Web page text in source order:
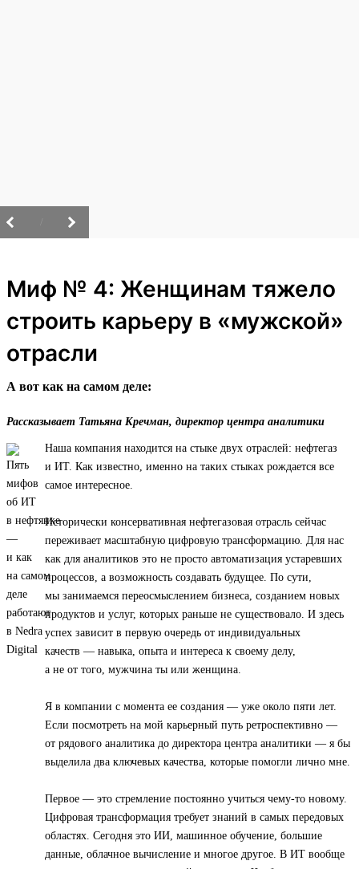
Миф № 4: Женщинам тяжело
строить карьеру в «мужской»
отрасли
А вот как на самом деле:
Рассказывает Татьяна Кречман, директор центра аналитики
Наша компания находится на стыке двух отраслей: нефтегаз
и ИТ. Как известно, именно на таких стыках рождается все
самое интересное.
Исторически консервативная нефтегазовая отрасль сейчас
переживает масштабную цифровую трансформацию. Для нас
как для аналитиков это не просто автоматизация устаревших
процессов, а возможность создавать будущее. По сути,
мы занимаемся переосмыслением бизнеса, созданием новых
продуктов и услуг, которых раньше не существовало. И здесь
успех зависит в первую очередь от индивидуальных
качеств — навыка, опыта и интереса к своему делу,
а не от того, мужчина ты или женщина.
Я в компании с момента ее создания — уже около пяти лет.
Если посмотреть на мой карьерный путь ретроспективно —
от рядового аналитика до директора центра аналитики — я бы
выделила два ключевых качества, которые помогли лично мне.
Первое — это стремление постоянно учиться чему-то новому.
Цифровая трансформация требует знаний в самых передовых
областях. Сегодня это ИИ, машинное обучение, большие
данные, облачное вычисление и многое другое. В ИТ вообще